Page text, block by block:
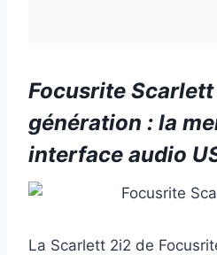
Focusrite
génération : la
interface audio
La Scarlett 2i2 de